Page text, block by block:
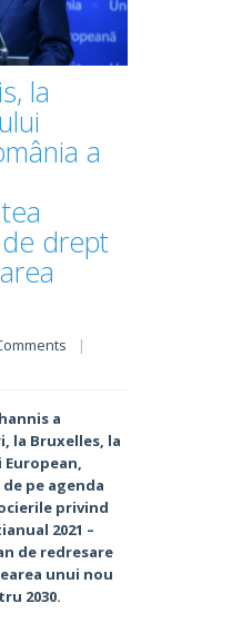
la
a
drept
|
a
la Bruxelles, la
pe agenda
privind
2021 –
de redresare
unui nou
2030.